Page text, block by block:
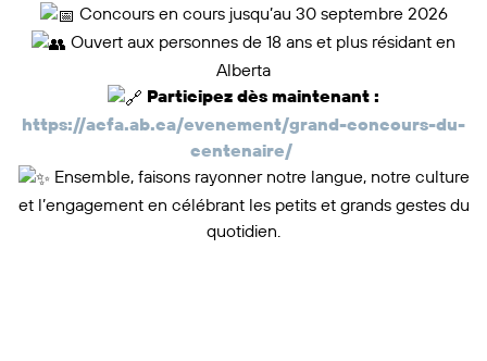
Concours en cours jusqu’au 30 septembre 2026
Ouvert aux personnes de 18 ans et plus résidant en
Alberta
Participez dès maintenant :
https://acfa.ab.ca/evenement/grand-concours-du-
centenaire/
Ensemble, faisons rayonner notre langue, notre culture
et l’engagement en célébrant les petits et grands gestes du
quotidien.